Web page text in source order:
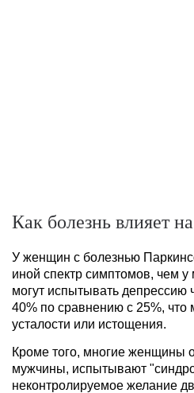
Как болезнь влияет
У женщин с болезнью
иной спектр симптомов, чем
могут испытывать
40% по сравнению с 25%, что
усталости или истощения.
Кроме того, многие женщины
мужчины, испытывают
неконтролируемое желание